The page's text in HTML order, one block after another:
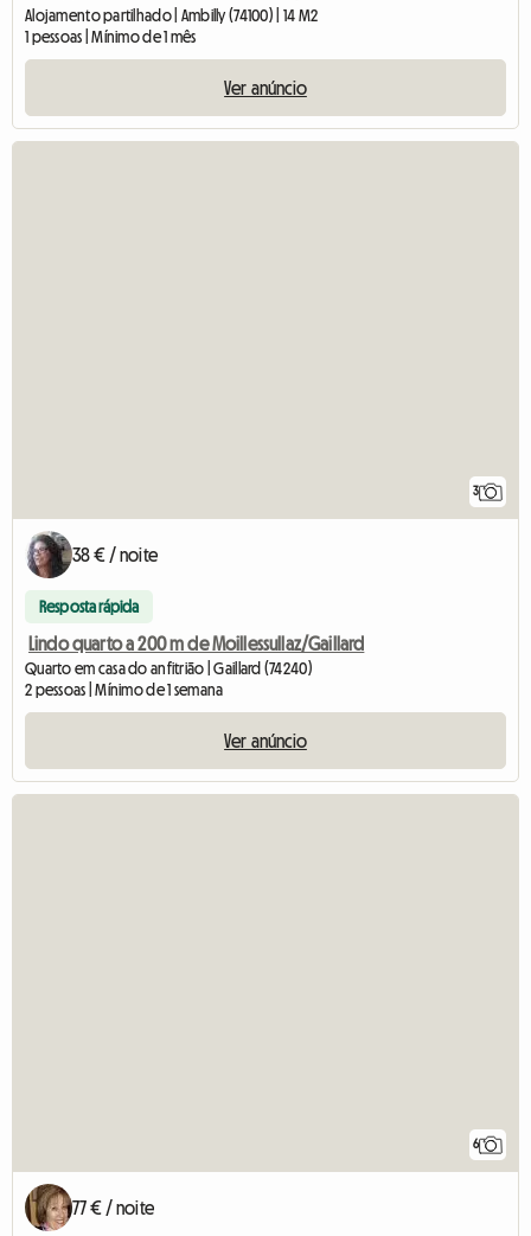
Alojamento partilhado | Ambilly (74100) | 14 M2
1 pessoas | Mínimo de 1 mês
Ver anúncio
3
38 € / noite
Resposta rápida
Lindo quarto a 200 m de Moillessullaz/Gaillard
Quarto em casa do anfitrião | Gaillard (74240)
2 pessoas | Mínimo de 1 semana
Ver anúncio
6
77 € / noite